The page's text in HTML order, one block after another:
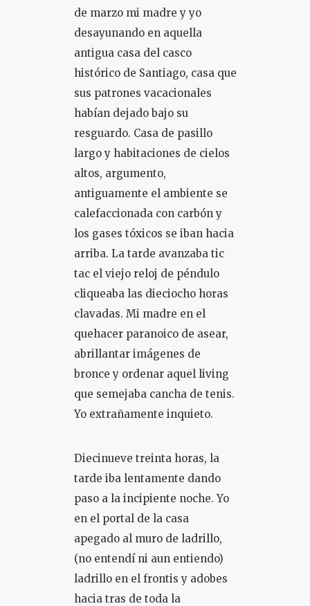
de marzo mi madre y yo
desayunando en aquella
antigua casa del casco
histórico de Santiago, casa que
sus patrones vacacionales
habían dejado bajo su
resguardo. Casa de pasillo
largo y habitaciones de cielos
altos, argumento,
antiguamente el ambiente se
calefaccionada con carbón y
los gases tóxicos se iban hacia
arriba. La tarde avanzaba tic
tac el viejo reloj de péndulo
cliqueaba las dieciocho horas
clavadas. Mi madre en el
quehacer paranoico de asear,
abrillantar imágenes de
bronce y ordenar aquel living
que semejaba cancha de tenis.
Yo extrañamente inquieto.
Diecinueve treinta horas, la
tarde iba lentamente dando
paso a la incipiente noche. Yo
en el portal de la casa
apegado al muro de ladrillo,
(no entendí ni aun entiendo)
ladrillo en el frontis y adobes
hacia tras de toda la